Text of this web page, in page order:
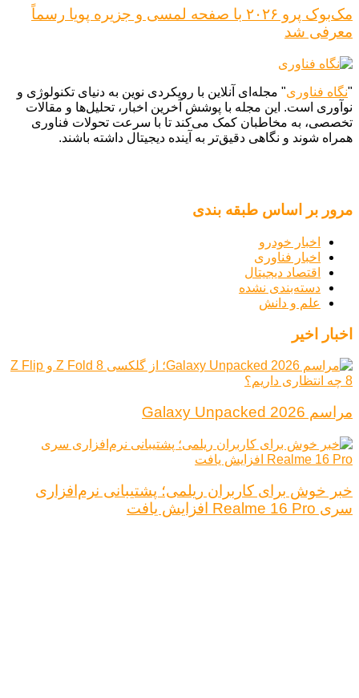
مک‌بوک پرو ۲۰۲۶ با صفحه لمسی و جزیره پویا رسماً
معرفی شد
"نگاه فناوری" مجله‌ای آنلاین با رویکردی نوین به دنیای تکنولوژی و
نوآوری است. این مجله با پوشش آخرین اخبار، تحلیل‌ها و مقالات
تخصصی، به مخاطبان کمک می‌کند تا با سرعت تحولات فناوری
همراه شوند و نگاهی دقیق‌تر به آینده دیجیتال داشته باشند.
مرور بر اساس طبقه بندی
اخبار خودرو
اخبار فناوری
اقتصاد دیجیتال
دسته‌بندی نشده
علم و دانش
اخبار اخیر
مراسم Galaxy Unpacked 2026
خبر خوش برای کاربران ریلمی؛ پشتیبانی نرم‌افزاری
سری Realme 16 Pro افزایش یافت